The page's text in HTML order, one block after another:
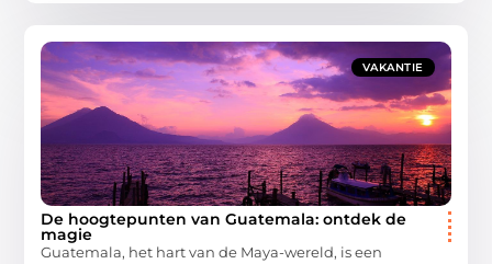
VAKANTIE
De hoogtepunten van Guatemala: ontdek de
magie
Guatemala, het hart van de Maya-wereld, is een